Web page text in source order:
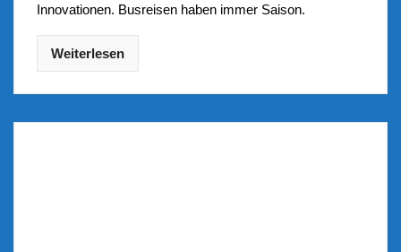
Innovationen. Busreisen haben immer Saison.
Weiterlesen